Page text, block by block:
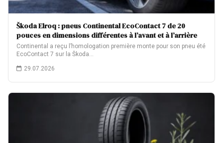
Škoda Elroq : pneus Continental EcoContact 7 de 20
pouces en dimensions différentes à l’avant et à l’arrière
Continental a reçu l’homologation première monte pour son pneu été
EcoContact 7 sur la Škoda…
29.07.2026